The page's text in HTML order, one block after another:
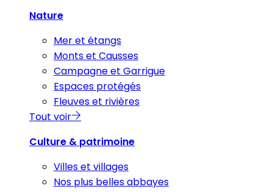
Nature
Mer et étangs
Monts et Causses
Campagne et Garrigue
Espaces protégés
Fleuves et rivières
Tout voir
Culture & patrimoine
Villes et villages
Nos plus belles abbayes